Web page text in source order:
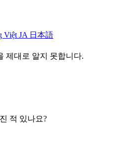
Việt JA 日本語
제대로 알지 못합니다.
적 있나요?